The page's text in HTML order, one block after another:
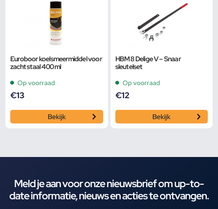
Euroboor koelsmeermiddel voor
zacht staal 400 ml
Op voorraad
€13
Bekijk
HBM 8 Delige V – Snaar
sleutelset
Op voorraad
€12
Bekijk
Meld je aan voor onze nieuwsbrief om up-to-
date informatie, nieuws en acties te ontvangen.